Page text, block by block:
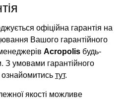
офіційна гарантія на
Вашого гарантійного
Acropolis будь-
З умовами гарантійного
тут.
якості можливе